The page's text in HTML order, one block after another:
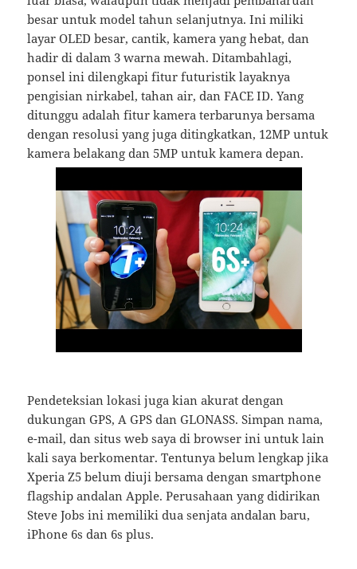
besar untuk model tahun selanjutnya. Ini miliki
layar OLED besar, cantik, kamera yang hebat, dan
hadir di dalam 3 warna mewah. Ditambahlagi,
ponsel ini dilengkapi fitur futuristik layaknya
pengisian nirkabel, tahan air, dan FACE ID. Yang
ditunggu adalah fitur kamera terbarunya bersama
dengan resolusi yang juga ditingkatkan, 12MP untuk
kamera belakang dan 5MP untuk kamera depan.
Pendeteksian lokasi juga kian akurat dengan
dukungan GPS, A GPS dan GLONASS. Simpan nama,
e-mail, dan situs web saya di browser ini untuk lain
kali saya berkomentar. Tentunya belum lengkap jika
Xperia Z5 belum diuji bersama dengan smartphone
flagship andalan Apple. Perusahaan yang didirikan
Steve Jobs ini memiliki dua senjata andalan baru,
iPhone 6s dan 6s plus.